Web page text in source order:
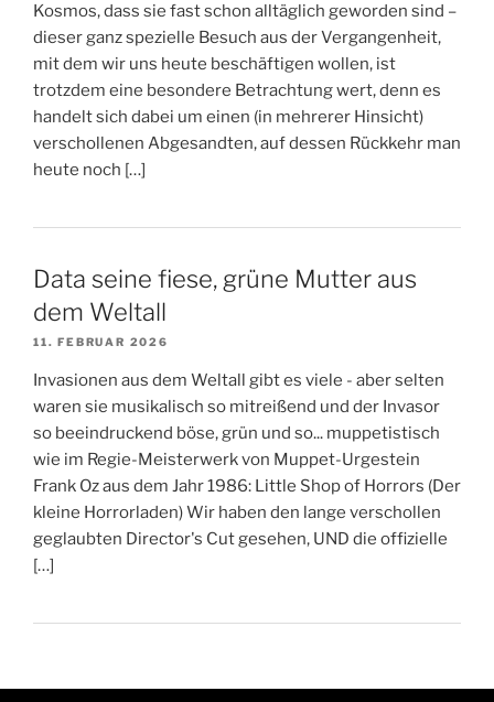
Kosmos, dass sie fast schon alltäglich geworden sind –
dieser ganz spezielle Besuch aus der Vergangenheit,
mit dem wir uns heute beschäftigen wollen, ist
trotzdem eine besondere Betrachtung wert, denn es
handelt sich dabei um einen (in mehrerer Hinsicht)
verschollenen Abgesandten, auf dessen Rückkehr man
heute noch […]
Data seine fiese, grüne Mutter aus
dem Weltall
11. FEBRUAR 2026
Invasionen aus dem Weltall gibt es viele - aber selten
waren sie musikalisch so mitreißend und der Invasor
so beeindruckend böse, grün und so... muppetistisch
wie im Regie-Meisterwerk von Muppet-Urgestein
Frank Oz aus dem Jahr 1986: Little Shop of Horrors (Der
kleine Horrorladen) Wir haben den lange verschollen
geglaubten Director's Cut gesehen, UND die offizielle
[…]